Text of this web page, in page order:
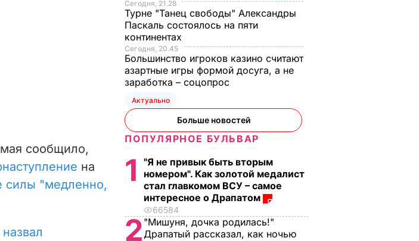
сообщило,
на
силы "медленно,
назвал
Сегодня, 21.28
Турне "Танец свободы" Александры
Паскаль состоялось на пяти
континентах
Сегодня, 20.45
Большинство игроков казино считают
азартные игры формой досуга, а не
заработка – соцопрос
Актуально
Больше новостей
ПОПУЛЯРНОЕ БУЛЬВАР
1
"Я не привык быть вторым
номером". Как золотой медалист
стал главкомом ВСУ – самое
интересное о Драпатом
66584
2 "Мишуня, дочка родилась!"
Драпатый рассказал, как ночью